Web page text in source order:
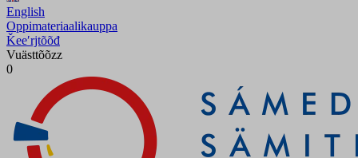
English
Oppimateriaalikauppa
Ǩeeʹrjtõõđ
Vuästtõõzz
0